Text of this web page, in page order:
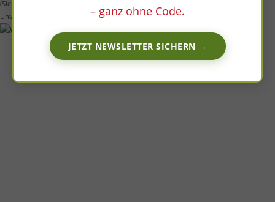
(Sie sparen
Unverbindliche Preisempfehlung des Herstellers: 89,99 €
– ganz ohne Code.
JETZT NEWSLETTER SICHERN →